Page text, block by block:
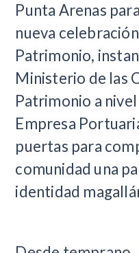
Punta Arenas
nueva
Patrimonio,
Ministerio de las
Patrimonio a
Empresa
puertas para
comunidad una
identidad